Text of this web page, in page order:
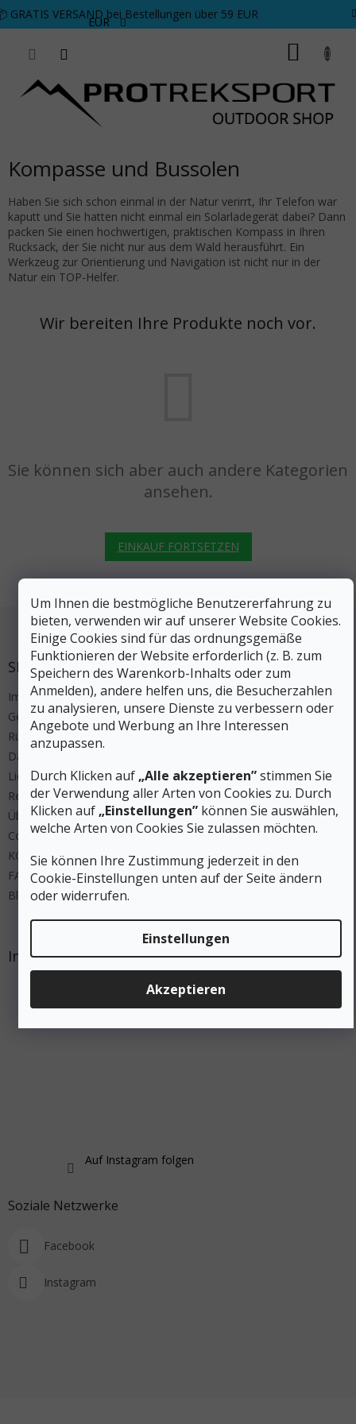
Um Ihnen die bestmögliche Benutzererfahrung zu
bieten, verwenden wir auf unserer Website Cookies.
Einige Cookies sind für das ordnungsgemäße
Funktionieren der Website erforderlich (z. B. zum
Speichern des Warenkorb-Inhalts oder zum
Anmelden), andere helfen uns, die Besucherzahlen
zu analysieren, unsere Dienste zu verbessern oder
Angebote und Werbung an Ihre Interessen
anzupassen.
Durch Klicken auf „Alle akzeptieren”stimmen Sie
der Verwendung aller Arten von Cookies zu. Durch
Klicken auf „Einstellungen” können Sie auswählen,
welche Arten von Cookies Sie zulassen möchten.
Sie können Ihre Zustimmung jederzeit in den
Cookie-Einstellungen unten auf der Seite ändern
oder widerrufen.
Einstellungen
Akzeptieren
Zum Inhalt springen
GRATIS VERSAND bei Bestellungen über 59 EUR
EUR
Kompasse und Bussolen
Haben Sie sich schon einmal in der Natur verirrt, Ihr Telefon war
kaputt und Sie hatten nicht einmal ein Solarladegerät dabei? Dann
packen Sie einen hochwertigen, praktischen Kompass in Ihren
Rucksack, der Sie nicht nur aus dem Wald herausführt. Ein
Werkzeug zur Orientierung und Navigation ist nicht nur in der
Natur ein TOP-Helfer.
Wir bereiten Ihre Produkte noch vor.
Sie können sich aber auch andere Kategorien
ansehen.
EINKAUF FORTSETZEN
Fußzeile
SERVICE
Impressum
Geschäftsbedingungen
Rücksendung
Datenschutz
Lieferung und Zahlung
Regeln Wettbewerbe
Über uns
Cookies
KONTAKT
FAQ
Blog
Instagram
Auf Instagram folgen
Soziale Netzwerke
Facebook
Instagram